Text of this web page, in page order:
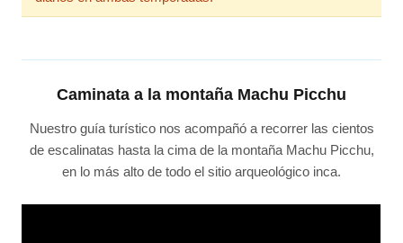
Caminata a la montaña Machu Picchu
Nuestro guía turístico nos acompañó a recorrer las cientos
de escalinatas hasta la cima de la montaña Machu Picchu,
en lo más alto de todo el sitio arqueológico inca.